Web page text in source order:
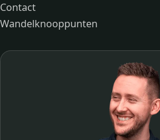
Contact
Wandelknooppunten